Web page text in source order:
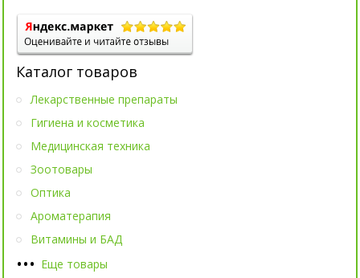
Каталог товаров
••• Еще товары
Лекарственные препараты
Гигиена и косметика
Медицинская техника
Зоотовары
Оптика
Ароматерапия
Витамины и БАД